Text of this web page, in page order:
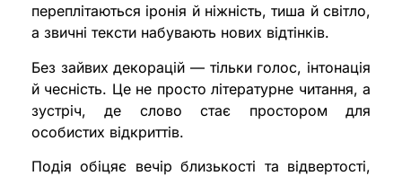
переплітаються іронія й ніжність, тиша й світло,
а звичні тексти набувають нових відтінків.
Без зайвих декорацій — тільки голос, інтонація
й чесність. Це не просто літературне читання, а
зустріч, де слово стає простором для
особистих відкриттів.
Подія обіцяє вечір близькості та відвертості,